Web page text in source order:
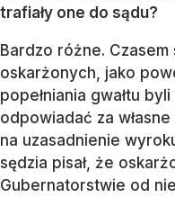
trafiały one do sądu?
Bardzo różne. Czasem
oskarżonych, jako
popełniania gwałtu
odpowiadać za własne
na uzasadnienie
sędzia pisał, że
Gubernatorstwie od